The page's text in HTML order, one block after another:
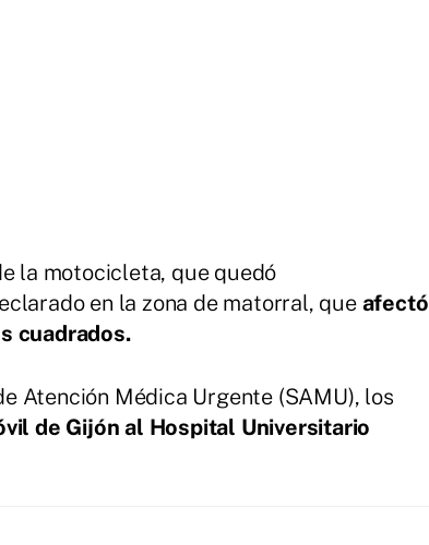
la motocicleta, que quedó
en la zona de matorral, que afectó
cuadrados.
Atención Médica Urgente (SAMU), los
de Gijón al Hospital Universitario